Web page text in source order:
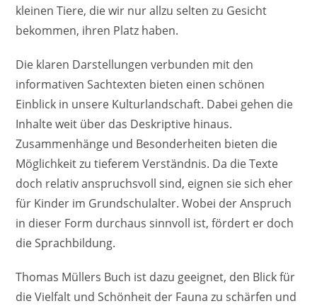
kleinen Tiere, die wir nur allzu selten zu Gesicht
bekommen, ihren Platz haben.
Die klaren Darstellungen verbunden mit den
informativen Sachtexten bieten einen schönen
Einblick in unsere Kulturlandschaft. Dabei gehen die
Inhalte weit über das Deskriptive hinaus.
Zusammenhänge und Besonderheiten bieten die
Möglichkeit zu tieferem Verständnis. Da die Texte
doch relativ anspruchsvoll sind, eignen sie sich eher
für Kinder im Grundschulalter. Wobei der Anspruch
in dieser Form durchaus sinnvoll ist, fördert er doch
die Sprachbildung.
Thomas Müllers Buch ist dazu geeignet, den Blick für
die Vielfalt und Schönheit der Fauna zu schärfen und